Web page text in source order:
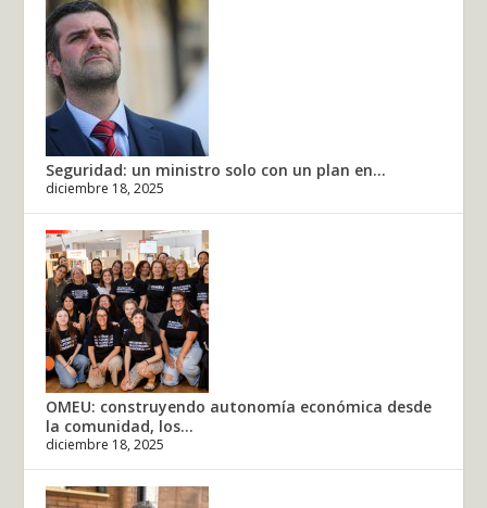
Seguridad: un ministro solo con un plan en...
diciembre 18, 2025
OMEU: construyendo autonomía económica desde
la comunidad, los...
diciembre 18, 2025